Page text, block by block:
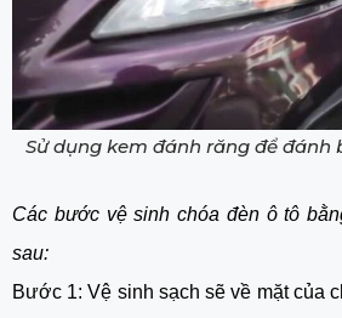
Sử dụng kem đánh răng để đánh
Các bước vệ sinh chóa đèn ô tô
sau:
Bước 1: Vệ sinh sạch sẽ về mặt của